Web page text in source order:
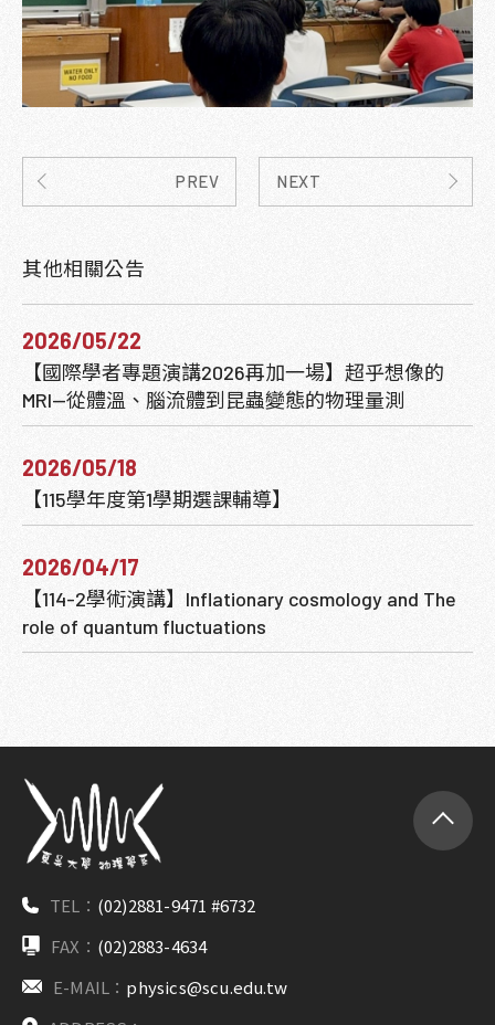
PREV NEXT
其他相關公告
2026/05/22
【國際學者專題演講2026再加一場】超乎想像的
MRI—從體溫、腦流體到昆蟲變態的物理量測
2026/05/18
【115學年度第1學期選課輔導】
2026/04/17
【114-2學術演講】Inflationary cosmology and The
role of quantum fluctuations
TEL： (02)2881-9471 #6732
FAX： (02)2883-4634
E-MAIL： physics@scu.edu.tw